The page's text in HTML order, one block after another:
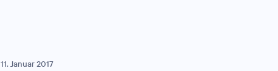
11. Januar 2017